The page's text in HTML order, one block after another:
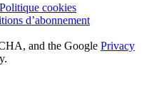
Politique cookies
d’abonnement
and the Google Privacy